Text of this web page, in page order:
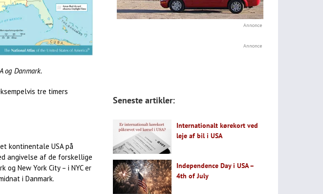
og Danmark.
tre timers
kontinentale USA på
angivelse af de forskellige
og New York City – i NYC er
i Danmark.
Annonce
Annonce
Seneste artikler:
Internationalt kørekort ved
leje af bil i USA
Independence Day i USA –
4th of July